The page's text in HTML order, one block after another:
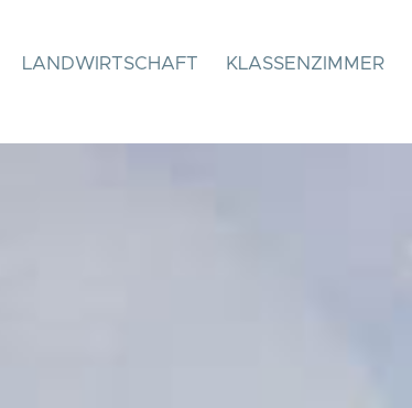
LANDWIRTSCHAFT KLASSENZIMMER